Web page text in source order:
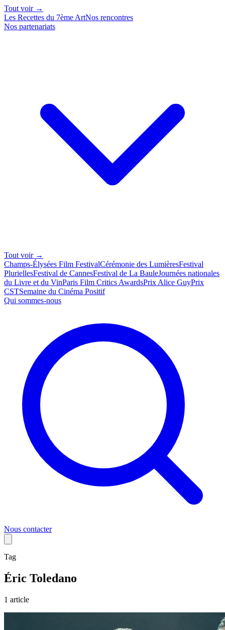
Tout voir →
Les Recettes du 7ème ArtNos rencontres
Nos partenariats
Tout voir →
Champs-Élysées Film FestivalCérémonie des LumièresFestival
PluriellesFestival de CannesFestival de La BauleJournées nationales
du Livre et du VinParis Film Critics AwardsPrix Alice GuyPrix
CSTSemaine du Cinéma Positif
Qui sommes-nous
Nous contacter
Tag
Éric Toledano
1 article